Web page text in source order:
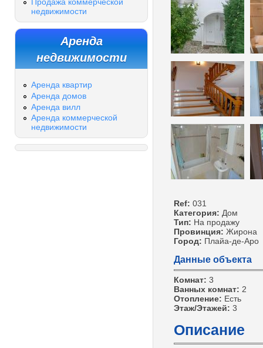
недвижимости
Аренда
недвижимости
Аренда квартир
Аренда домов
Аренда вилл
Аренда коммерческой
недвижимости
Ref: 031
Категория: Дом
Тип: На продажу
Провинция: Жирона
Город: Плайа-де-Аро
Данные объекта
Комнат: 3
Ванных комнат: 2
Отопление: Есть
Этаж/Этажей: 3
Описание